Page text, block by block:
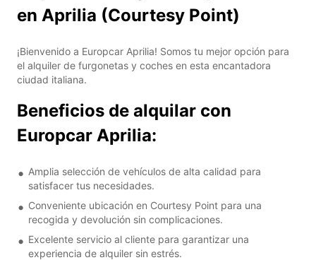
en Aprilia (Courtesy Point)
¡Bienvenido a Europcar Aprilia! Somos tu mejor opción para
el alquiler de furgonetas y coches en esta encantadora
ciudad italiana.
Beneficios de alquilar con
Europcar Aprilia:
Amplia selección de vehículos de alta calidad para
satisfacer tus necesidades.
Conveniente ubicación en Courtesy Point para una
recogida y devolución sin complicaciones.
Excelente servicio al cliente para garantizar una
experiencia de alquiler sin estrés.